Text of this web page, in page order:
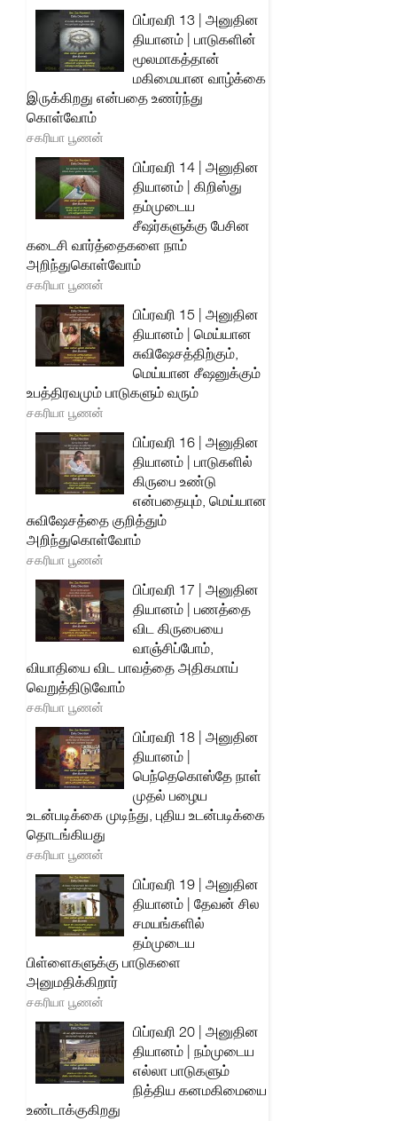
பிப்ரவரி 13 | அனுதின
தியானம் | பாடுகளின்
மூலமாகத்தான்
மகிமையான வாழ்க்கை
இருக்கிறது என்பதை உணர்ந்து
கொள்வோம்
சகரியா பூணன்
பிப்ரவரி 14 | அனுதின
தியானம் | கிறிஸ்து
தம்முடைய
சீஷர்களுக்கு பேசின
கடைசி வார்த்தைகளை நாம்
அறிந்துகொள்வோம்
சகரியா பூணன்
பிப்ரவரி 15 | அனுதின
தியானம் | மெய்யான
சுவிஷேசத்திற்கும்,
மெய்யான சீஷனுக்கும்
உபத்திரவமும் பாடுகளும் வரும்
சகரியா பூணன்
பிப்ரவரி 16 | அனுதின
தியானம் | பாடுகளில்
கிருபை உண்டு
என்பதையும், மெய்யான
சுவிஷேசத்தை குறித்தும்
அறிந்துகொள்வோம்
சகரியா பூணன்
பிப்ரவரி 17 | அனுதின
தியானம் | பணத்தை
விட கிருபையை
வாஞ்சிப்போம்,
வியாதியை விட பாவத்தை அதிகமாய்
வெறுத்திடுவோம்
சகரியா பூணன்
பிப்ரவரி 18 | அனுதின
தியானம் |
பெந்தெகொஸ்தே நாள்
முதல் பழைய
உடன்படிக்கை முடிந்து, புதிய உடன்படிக்கை
தொடங்கியது
சகரியா பூணன்
பிப்ரவரி 19 | அனுதின
தியானம் | தேவன் சில
சமயங்களில்
தம்முடைய
பிள்ளைகளுக்கு பாடுகளை
அனுமதிக்கிறார்
சகரியா பூணன்
பிப்ரவரி 20 | அனுதின
தியானம் | நம்முடைய
எல்லா பாடுகளும்
நித்திய கனமகிமையை
உண்டாக்குகிறது